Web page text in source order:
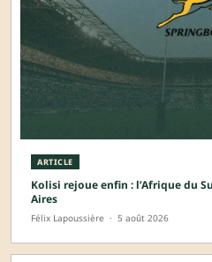
ARTICLE
Kolisi rejoue enfin : l’Afrique du
Aires
Félix Lapoussière · 5 août 2026